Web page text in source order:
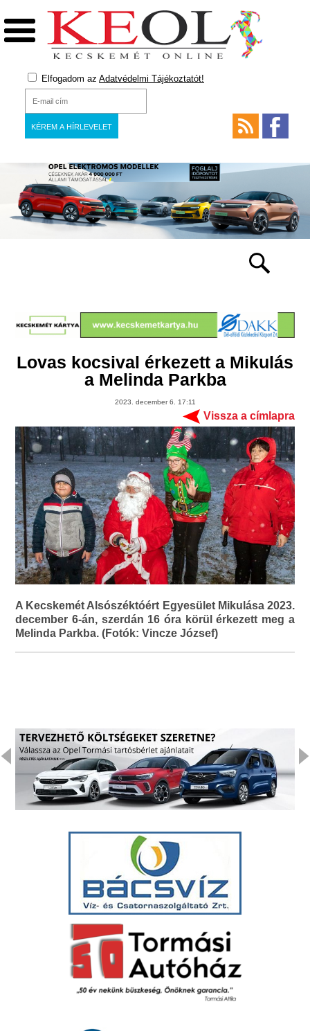
Elfogadom az Adatvédelmi Tájékoztatót!
Lovas kocsival érkezett a Mikulás
a Melinda Parkba
2023. december 6. 17:11
Vissza a címlapra
A Kecskemét Alsószéktóért Egyesület Mikulása 2023.
december 6-án, szerdán 16 óra körül érkezett meg a
Melinda Parkba. (Fotók: Vincze József)